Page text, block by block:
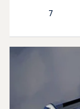
7